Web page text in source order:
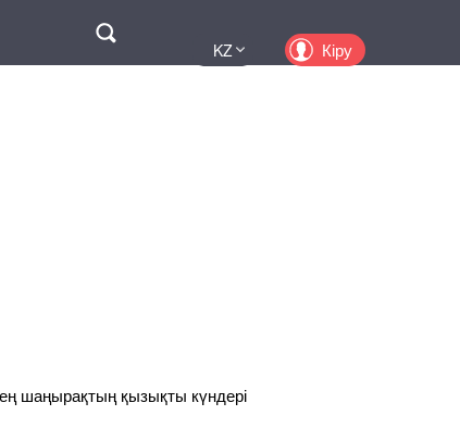
KZ Кіру
шаңырақтың қызықты күндері